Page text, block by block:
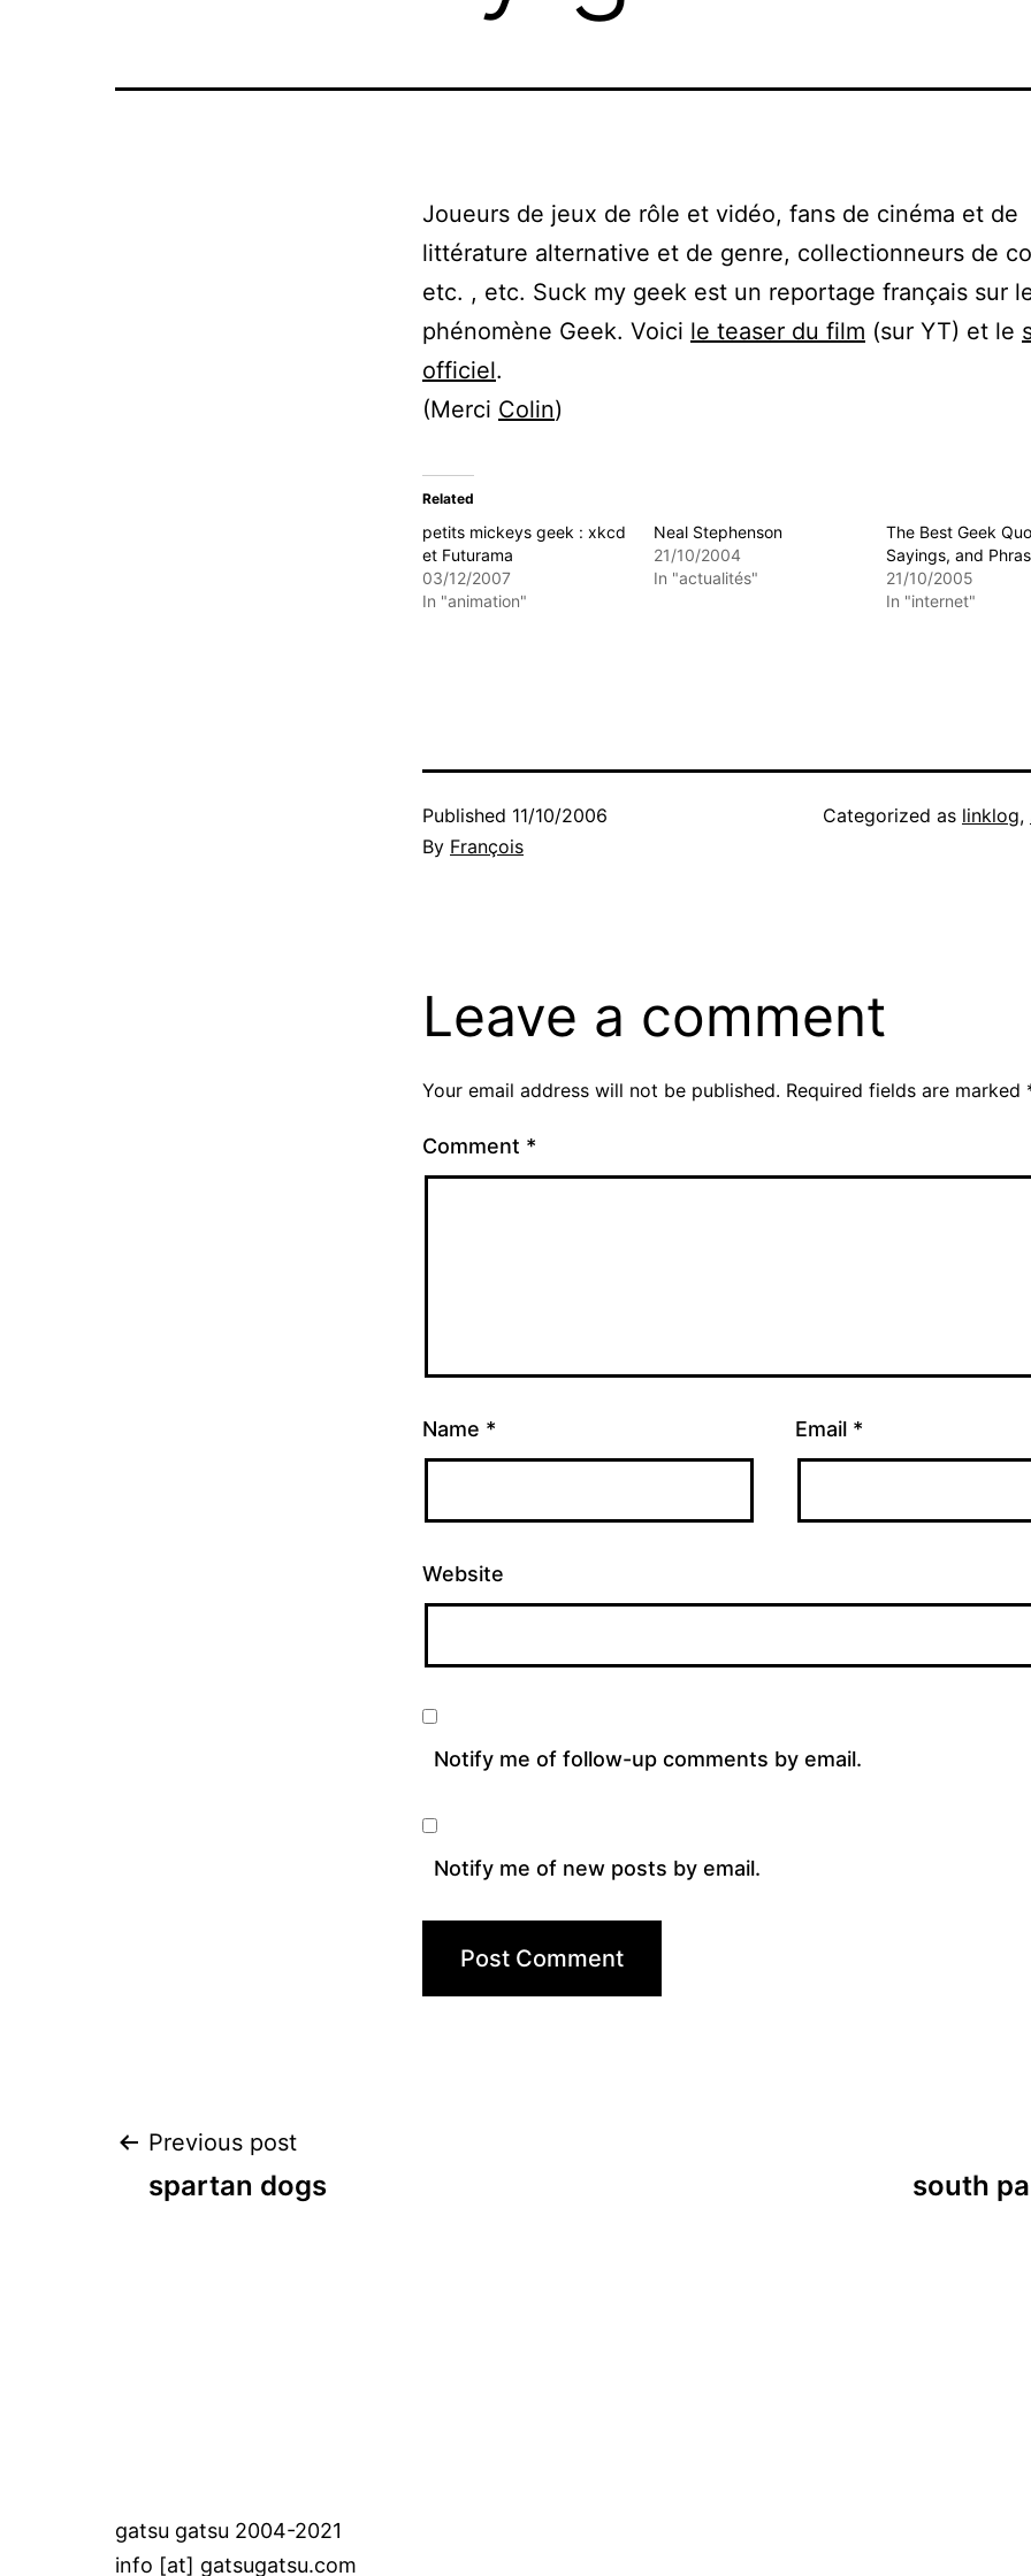
Joueurs de jeux de rôle et vidéo, fans de cinéma et de
littérature alternative et de genre, collectionneurs de
etc. , etc. Suck my geek est un reportage français sur
phénomène Geek. Voici le teaser du film (sur YT) et le
officiel.
(Merci Colin)
Related
petits mickeys geek : xkcd
et Futurama
03/12/2007
In "animation"
Neal Stephenson
21/10/2004
In "actualités"
The Best Geek
Sayings, and
21/10/2005
In "internet"
Published 11/10/2006
By François
Categorized as linklog,
Leave a comment
Your email address will not be published. Required fields are marked
Comment *
Name * Email *
Website
Notify me of follow-up comments by email.
Notify me of new posts by email.
Post
Previous post
spartan dogs south
gatsu gatsu 2004-2021
info [at] gatsugatsu.com